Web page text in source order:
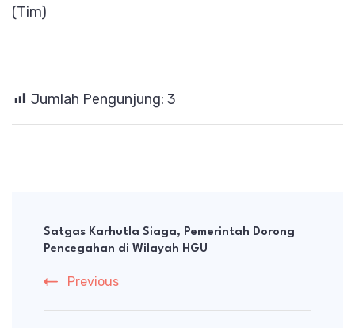
(Tim)
Jumlah Pengunjung: 3
Navigation
Satgas Karhutla Siaga, Pemerintah Dorong
Pencegahan di Wilayah HGU
Previous